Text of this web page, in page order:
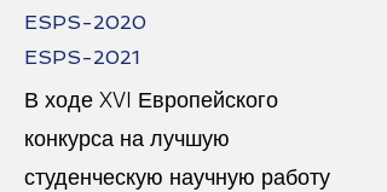
ESPS-2020
ESPS-2021
В ходе XVI Европейского
конкурса на лучшую
студенческую научную работу